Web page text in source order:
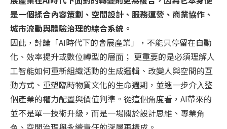
是⼀個揉合內容策劃、空間設計、服務運營、商業協作、
城市流動與體驗治理的綜合系統。
因此，討論「AI時代下的會展產業」，不能只停留在⾃動
化、效率提升或數位轉型的層⾯； 更重要的是必須理解⼈
⼯智能如何重新組織活動的⽣成邏輯、改變⼈與空間的互
動⽅式、重塑臨時物質⽂化的⽣命週期，並進⼀步介⼊整
個產業的權⼒配置與價值判準。從這個⻆度看，AI帶來的
並不是單⼀技術升級，⽽是⼀場關於設計思維、專業⻆